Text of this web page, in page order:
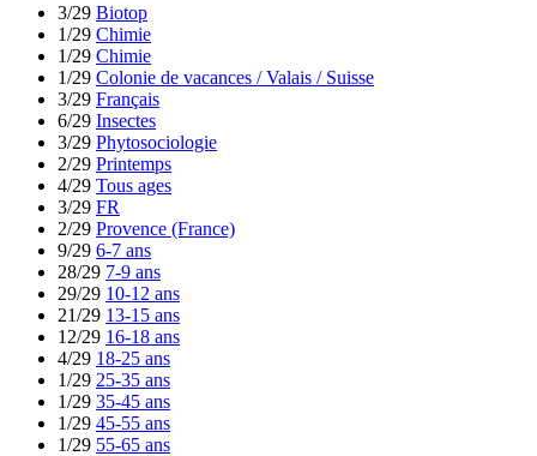
3/29 Biotop
1/29 Chimie
1/29 Chimie
1/29 Colonie de vacances / Valais / Suisse
3/29 Français
6/29 Insectes
3/29 Phytosociologie
2/29 Printemps
4/29 Tous ages
3/29 FR
2/29 Provence (France)
9/29 6-7 ans
28/29 7-9 ans
29/29 10-12 ans
21/29 13-15 ans
12/29 16-18 ans
4/29 18-25 ans
1/29 25-35 ans
1/29 35-45 ans
1/29 45-55 ans
1/29 55-65 ans